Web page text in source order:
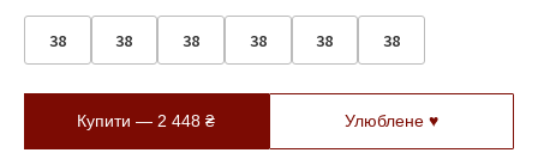
38 38 38 38 38 38
Купити —2 448₴ Улюблене ♥